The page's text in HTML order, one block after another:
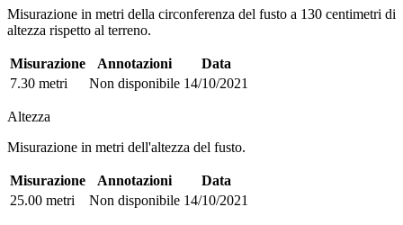
Misurazione in metri della circonferenza del fusto a 130 centimetri di
altezza rispetto al terreno.
Misurazione Annotazioni
Data
7.30 metri
Non disponibile 14/10/2021
Altezza
Misurazione in metri dell'altezza del fusto.
Misurazione Annotazioni
Data
25.00 metri
Non disponibile 14/10/2021